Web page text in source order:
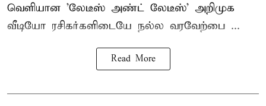
வெளியான 'லேடீஸ் அண்ட் லேடீஸ்' அறிமுக
வீடியோ ரசிகர்களிடையே நல்ல வரவேற்பை ...
Read More